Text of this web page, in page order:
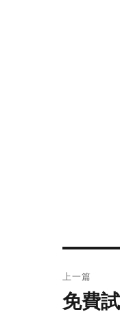
章
上一篇
上
免費